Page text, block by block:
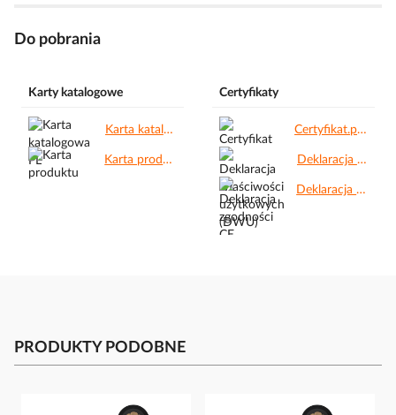
Do pobrania
Karty katalogowe
Karta katalogowa PL.pdf
Karta produktu.pdf
Certyfikaty
Certyfikat.pdf
Deklaracja właściwości użytkowych (DWU).pdf
Deklaracja zgodności CE.pdf
PRODUKTY PODOBNE